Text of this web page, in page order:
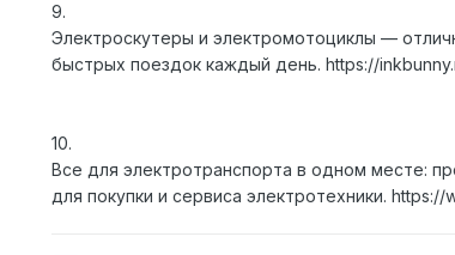
9.
Электроскутеры и электромотоциклы —
быстрых поездок каждый день. https://
10.
Все для электротранспорта в одном месте:
для покупки и сервиса электротехники.